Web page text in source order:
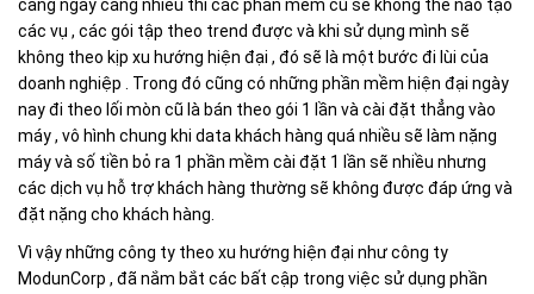
càng ngày càng nhiều thì các phần mềm cũ sẽ không thể nào tạo
các vụ , các gói tập theo trend được và khi sử dụng mình sẽ
không theo kịp xu hướng hiện đại , đó sẽ là một bước đi lùi của
doanh nghiệp . Trong đó cũng có những phần mềm hiện đại ngày
nay đi theo lối mòn cũ là bán theo gói 1 lần và cài đặt thẳng vào
máy , vô hình chung khi data khách hàng quá nhiều sẽ làm nặng
máy và số tiền bỏ ra 1 phần mềm cài đặt 1 lần sẽ nhiều nhưng
các dịch vụ hỗ trợ khách hàng thường sẽ không được đáp ứng và
đặt nặng cho khách hàng.
Vì vậy những công ty theo xu hướng hiện đại như công ty
ModunCorp , đã nắm bắt các bất cập trong việc sử dụng phần